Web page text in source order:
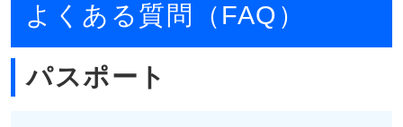
よくある質問（FAQ）
パスポート